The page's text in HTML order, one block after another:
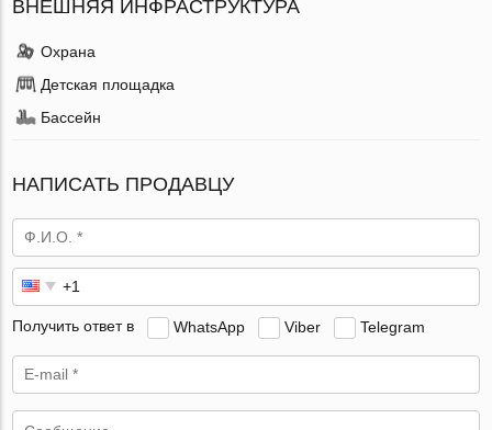
ВНЕШНЯЯ ИНФРАСТРУКТУРА
Охрана
Детская площадка
Бассейн
НАПИСАТЬ ПРОДАВЦУ
Получить ответ в WhatsApp Viber Telegram